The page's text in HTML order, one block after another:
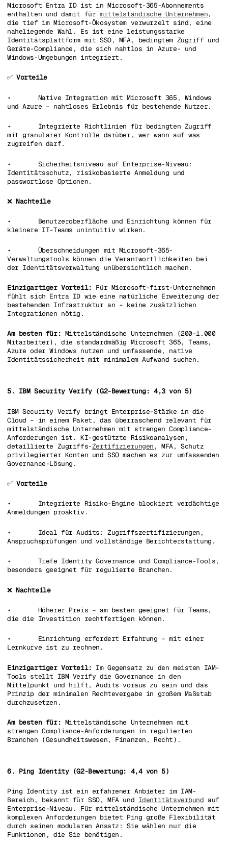
Microsoft Entra ID ist in Microsoft-365-Abonnements
enthalten und damit für mittelständische Unternehmen,
die tief im Microsoft-Ökosystem verwurzelt sind, eine
naheliegende Wahl. Es ist eine leistungsstarke
Identitätsplattform mit SSO, MFA, bedingtem Zugriff und
Geräte-Compliance, die sich nahtlos in Azure- und
Windows-Umgebungen integriert.
✅Vorteile
• Native Integration mit Microsoft 365, Windows
und Azure – nahtloses Erlebnis für bestehende Nutzer.
• Integrierte Richtlinien für bedingten Zugriff
mit granularer Kontrolle darüber, wer wann auf was
zugreifen darf.
• Sicherheitsniveau auf Enterprise-Niveau:
Identitätsschutz, risikobasierte Anmeldung und
passwortlose Optionen.
❌Nachteile
• Benutzeroberfläche und Einrichtung können für
kleinere IT-Teams unintuitiv wirken.
• Überschneidungen mit Microsoft-365-
Verwaltungstools können die Verantwortlichkeiten bei
der Identitätsverwaltung unübersichtlich machen.
Einzigartiger Vorteil: Für Microsoft-first-Unternehmen
fühlt sich Entra ID wie eine natürliche Erweiterung der
bestehenden Infrastruktur an – keine zusätzlichen
Integrationen nötig.
Am besten für: Mittelständische Unternehmen (200–1.000
Mitarbeiter), die standardmäßig Microsoft 365, Teams,
Azure oder Windows nutzen und umfassende, native
Identitätssicherheit mit minimalem Aufwand suchen.
5. IBM Security Verify (G2-Bewertung: 4,3 von 5)
IBM Security Verify bringt Enterprise-Stärke in die
Cloud – in einem Paket, das überraschend relevant für
mittelständische Unternehmen mit strengen Compliance-
Anforderungen ist. KI-gestützte Risikoanalysen,
detaillierte Zugriffs-Zertifizierungen , MFA, Schutz
privilegierter Konten und SSO machen es zur umfassenden
Governance-Lösung.
✅Vorteile
• Integrierte Risiko-Engine blockiert verdächtige
Anmeldungen proaktiv.
• Ideal für Audits: Zugriffszertifizierungen,
Anspruchsprüfungen und vollständige Berichterstattung.
• Tiefe Identity Governance und Compliance-Tools,
besonders geeignet für regulierte Branchen.
❌Nachteile
• Höherer Preis – am besten geeignet für Teams,
die die Investition rechtfertigen können.
• Einrichtung erfordert Erfahrung – mit einer
Lernkurve ist zu rechnen.
Einzigartiger Vorteil: Im Gegensatz zu den meisten IAM-
Tools stellt IBM Verify die Governance in den
Mittelpunkt und hilft, Audits voraus zu sein und das
Prinzip der minimalen Rechtevergabe in großem Maßstab
durchzusetzen.
Am besten für: Mittelständische Unternehmen mit
strengen Compliance-Anforderungen in regulierten
Branchen (Gesundheitswesen, Finanzen, Recht).
6. Ping Identity (G2-Bewertung: 4,4 von 5)
Ping Identity ist ein erfahrener Anbieter im IAM-
Bereich, bekannt für SSO, MFA und Identitätsverbund auf
Enterprise-Niveau. Für mittelständische Unternehmen mit
komplexen Anforderungen bietet Ping große Flexibilität
durch seinen modularen Ansatz: Sie wählen nur die
Funktionen, die Sie benötigen.